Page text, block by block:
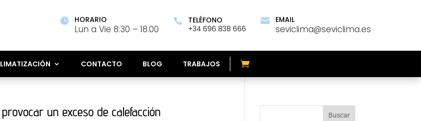
 HORARIO
Lun a Vie 8:30 – 18.00

TELÉFONO
+34 696 838 666
 EMAIL
seviclima@seviclima.es
CONTACTO BLOG TRABAJOS
un exceso de calefacción Buscar